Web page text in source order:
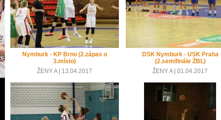
Nymburk - KP Brno (2.zápas o
3.místo)
ŽENY A | 13.04.2017
DSK Nymburk - USK Praha
(2.semifinále ŽBL)
ŽENY A | 01.04.2017